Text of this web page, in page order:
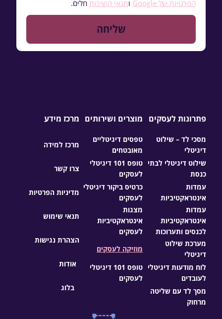
הפרטיות של Google
ותנאי השירות חלים.
פתרונות לעסקים
מסכי לד – שילוט
דיגיטלי
שילוט דיגיטלי לבתי
כנסת
עמדות
אינטראקטיביות
עמדות
אינטראקטיביות
לכנסים ותערוכות
מערכת שילוט
דיגיטלי
לוח מודעות דיגיטלי
לעובדים
מסך לד עם שליטה
מרחוק
מוצרים ושירותים
טפסים דיגיטליים
מאובטחים
טופס 101 דיגיטלי
לעסקים
כרטיס ביקור דיגיטלי
לעסקים
מצגות
אינטראקטיביות
לעסקים
מוזיקה לעסקים
טופס 101 דיגיטלי
לעסקים
מרכז מידע
מרכז למידה
צרו קשר
מדיניות הפרטיות
תנאי שימוש
הצהרת נגישות
אודות
בלוג